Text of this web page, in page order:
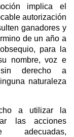
implica el
autorización
ganadores y
de un año a
para la
nombre, voz e
derecho a
naturaleza
a utilizar la
las acciones
adecuadas,